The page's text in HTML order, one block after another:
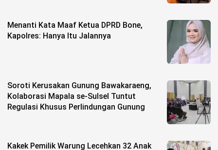
Menanti Kata Maaf Ketua DPRD Bone,
Kapolres: Hanya Itu Jalannya
Soroti Kerusakan Gunung Bawakaraeng,
Kolaborasi Mapala se-Sulsel Tuntut
Regulasi Khusus Perlindungan Gunung
Kakek Pemilik Warung Lecehkan 32 Anak